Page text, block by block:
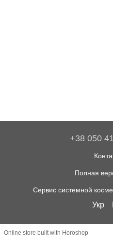
+38 050
Полная
Сервис системной
Укр
Online store built with Horoshop